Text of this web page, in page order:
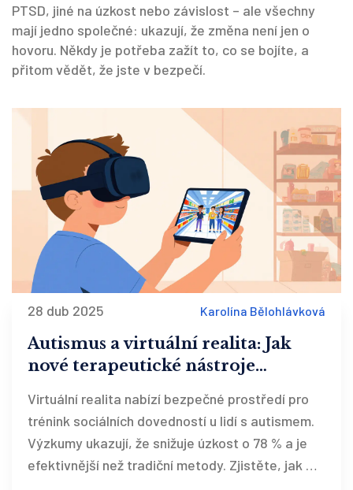
PTSD, jiné na úzkost nebo závislost – ale všechny
mají jedno společné: ukazují, že změna není jen o
hovoru. Někdy je potřeba zažít to, co se bojíte, a
přitom vědět, že jste v bezpečí.
28 dub 2025 Karolína Bělohlávková
Autismus a virtuální realita: Jak
nové terapeutické nástroje
Virtuální realita nabízí bezpečné prostředí pro
trénink sociálních dovedností u lidí s autismem.
Výzkumy ukazují, že snižuje úzkost o 78 % a je
efektivnější než tradiční metody. Zjistěte, jak VR